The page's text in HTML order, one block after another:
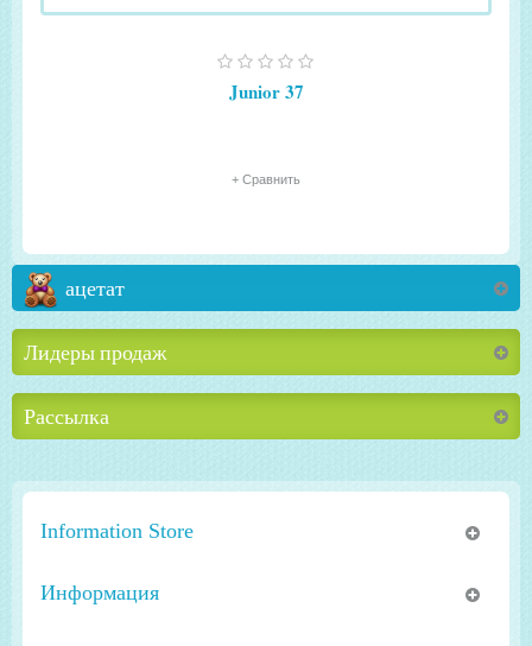
Junior 37
+ Сравнить
ацетат
Лидеры продаж
Рассылка
Information Store
Информация